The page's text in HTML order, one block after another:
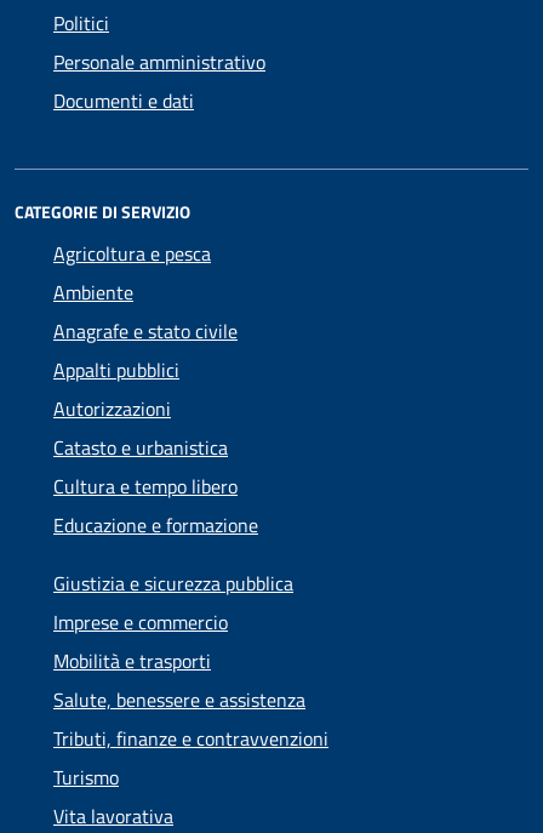
Politici
Personale amministrativo
Documenti e dati
CATEGORIE DI SERVIZIO
Agricoltura e pesca
Ambiente
Anagrafe e stato civile
Appalti pubblici
Autorizzazioni
Catasto e urbanistica
Cultura e tempo libero
Educazione e formazione
Giustizia e sicurezza pubblica
Imprese e commercio
Mobilità e trasporti
Salute, benessere e assistenza
Tributi, finanze e contravvenzioni
Turismo
Vita lavorativa